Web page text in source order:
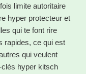
limite autoritaire
hyper protecteur et
qui te font rire
rapides, ce qui est
qui veulent
clés hyper kitsch